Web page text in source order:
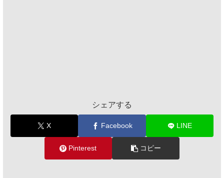
シェアする
X Facebook LINE
Pinterest コピー